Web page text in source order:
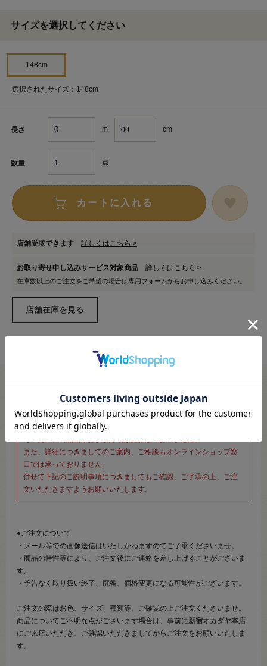
サイズを選択してください
148cm
選択されたサイズ：148cm
長さ m cm
数量 点
カートに入れる
店舗受取できます 詳しくはこちら >
お取り寄せ申し込みサービス対象商品 詳しくはこちら >
在庫数以上のご注文をご希望の場合は専用フォームからお申し込みください。
※新宿オカダヤ本店お取り扱い商品のご注文専用ページです※
こちらのページは、店頭にてあらかじめ商品詳細および商品コード
をご確認いただいた上でご注文いただけるページです。
また、詳細につきましてのご案内、ご相談もオンラインショップ窓
口では承っておりません。
併せて下記のご説明事項につきましてもご確認、ご了承の上、ご注
文いただきますようお願いいたします。
●ご注文について
・メール等での画像送信はいたしかねますのでご了承くださいませ。
・商品の特性等により、ご注文後にご連絡を差し上げることがございま
す。
・予告なく取り扱い終了、廃番、価格変更になる可能性がございます。
ご注文の際はお色、サイズ、種類等、ご確認の上ご注文くださいませ。
商品についてご不明な点がございます場合は、事前に新宿オカダヤ本店
にご来店いただき、ご確認いただきましてからご注文をお願いいたしま
す。